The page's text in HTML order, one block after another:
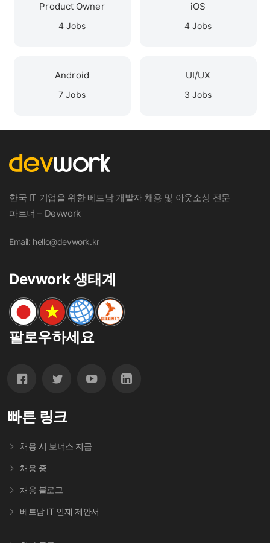
Product Owner
4 Jobs
iOS
4 Jobs
Android
7 Jobs
UI/UX
3 Jobs
한국 IT 기업을 위한 베트남 개발자 채용 및 아웃소싱 전문
파트너 – Devwork
Email: hello@devwork.kr
Devwork 생태계
팔로우하세요
빠른 링크
채용 시 보너스 지급
채용 중
채용 블로그
베트남 IT 인재 제안서